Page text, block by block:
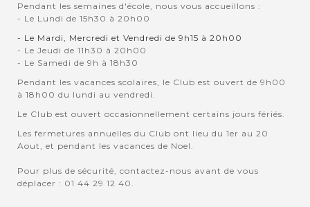
Pendant les semaines d'école, nous vous accueillons :
- Le Lundi de 15h30 à 20h00
- Le Mardi, Mercredi et Vendredi de 9h15 à 20h00
- Le Jeudi de 11h30 à 20h00
- Le Samedi de 9h à 18h30
Pendant les vacances scolaires, le Club est ouvert de 9h00
à 18h00 du lundi au vendredi.
Le Club est ouvert occasionnellement certains jours fériés.
Les fermetures annuelles du Club ont lieu du 1er au 20
Aout, et pendant les vacances de Noel.
Pour plus de sécurité, contactez-nous avant de vous
déplacer : 01 44 29 12 40.